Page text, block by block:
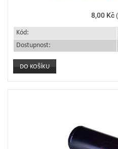
8,00 Kč
Kód:
Dostupnost: